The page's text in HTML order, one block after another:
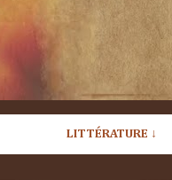
LITTÉRATURE ↓